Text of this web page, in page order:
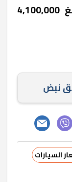
تجهيز واحدة، بسعر رسمي يبلغ 4,100,000
نبض
السيارات